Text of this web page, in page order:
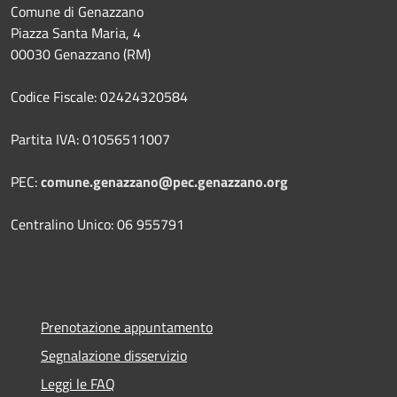
Comune di Genazzano
Piazza Santa Maria, 4
00030 Genazzano (RM)
Codice Fiscale: 02424320584
Partita IVA: 01056511007
PEC:comune.genazzano@pec.genazzano.org
Centralino Unico: 06 955791
Prenotazione appuntamento
Segnalazione disservizio
Leggi le FAQ